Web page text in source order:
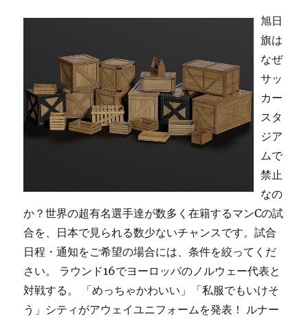
旭日
旗は
なぜ
サッ
カー
スタ
ジア
ムで
禁止
なの
か？世界の超有名選手達が数多く在籍するマンCの試
合を、日本で見られる数少ないチャンスです。試合
日程・通知をご希望の場合には、条件を絞ってくだ
さい。 ラウンド16でヨーロッパのノルウェー代表と
対戦する。 「めっちゃかわいい」「私服でもいけそ
う」シティがアウェイユニフォームを発表！ ルナー